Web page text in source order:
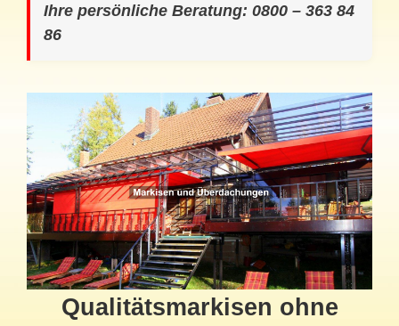
Ihre persönliche Beratung: 0800 – 363 84
86
Qualitätsmarkisen ohne